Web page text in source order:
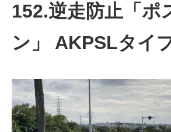
株式会社吾妻商会 会
社案内
製品・サービス
152.逆走防止「ポ
ン」 AKPSLタイ